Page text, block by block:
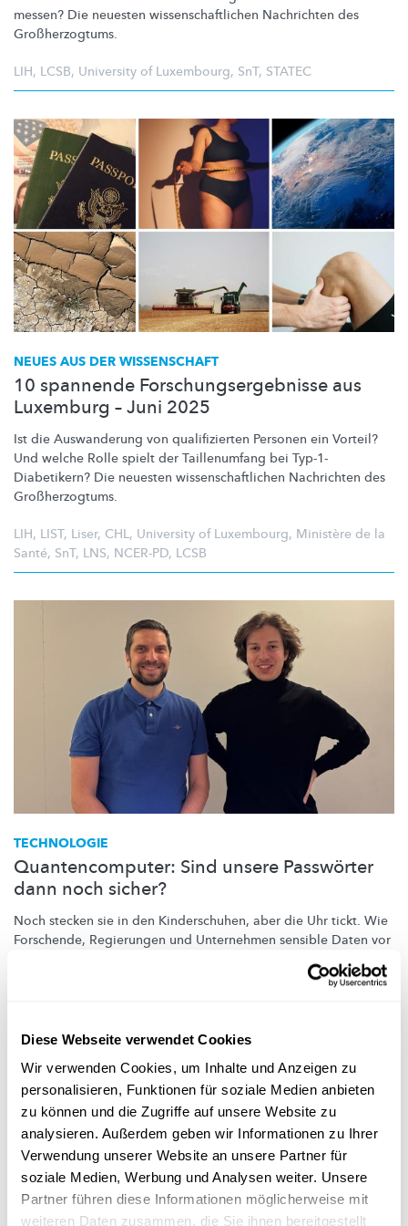
Diese Webseite verwendet Cookies
Wir verwenden Cookies, um Inhalte und Anzeigen zu
personalisieren, Funktionen für soziale Medien anbieten
zu können und die Zugriffe auf unsere Website zu
analysieren. Außerdem geben wir Informationen zu Ihrer
Verwendung unserer Website an unsere Partner für
soziale Medien, Werbung und Analysen weiter. Unsere
Partner führen diese Informationen möglicherweise mit
weiteren Daten zusammen, die Sie ihnen bereitgestellt
messen? Die neuesten wissenschaftlichen Nachrichten des
Großherzogtums.
LIH, LCSB, University of Luxembourg, SnT, STATEC
NEUES AUS DER WISSENSCHAFT
10 spannende Forschungsergebnisse aus
Luxemburg – Juni 2025
Ist die Auswanderung von qualifizierten Personen ein Vorteil?
Und welche Rolle spielt der Taillenumfang bei Typ-1-
Diabetikern? Die neuesten wissenschaftlichen Nachrichten des
Großherzogtums.
LIH, LIST, Liser, CHL, University of Luxembourg, Ministère de la
Santé, SnT, LNS, NCER-PD, LCSB
TECHNOLOGIE
Quantencomputer: Sind unsere Passwörter
dann noch sicher?
Noch stecken sie in den Kinderschuhen, aber die Uhr tickt. Wie
Forschende, Regierungen und Unternehmen sensible Daten vor
schützen wollen.